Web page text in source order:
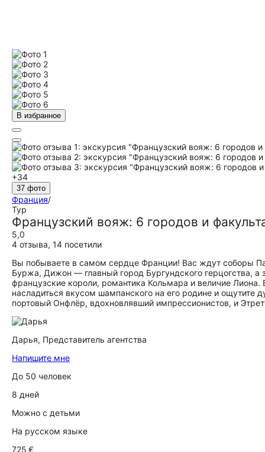
В избранное
+34
37 фото
Франция/
Тур
Французский вояж: 6 городов и
5,0
4 отзыва, 14 посетили
Вы побываете в самом сердце Франции! Вас ждут соборы
Буржа, Дижон — главный город Бургундского герцогства, а
французские короли, романтика Кольмара и величие
насладиться вкусом шампанского на его родине и ощутите
портовый Онфлёр, вдохновлявший импрессионистов, и
Дарья, Представитель агентства
Напишите мне
До 50 человек
8 дней
Можно с детьми
На русском языке
725 €